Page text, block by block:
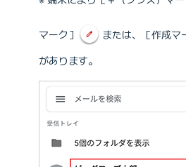
マーク］ または、［作成マ
があります。